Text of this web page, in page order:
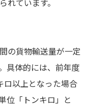
れています。
の貨物輸送量が一定
具体的には、前年度
ロ以上となった場合
位「トンキロ」と